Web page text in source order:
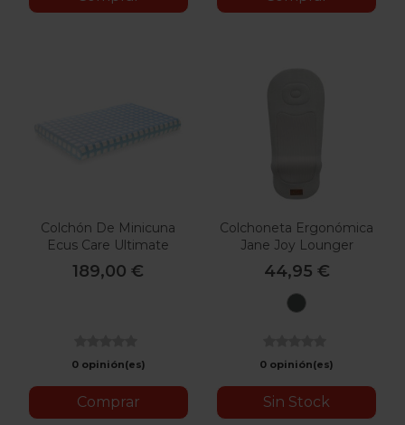
Colchón De Minicuna
Ecus Care Ultimate
189,00 €
0 opinión(es)
Comprar
Colchoneta Ergonómica
Jane Joy Lounger
44,95 €
0 opinión(es)
Sin Stock